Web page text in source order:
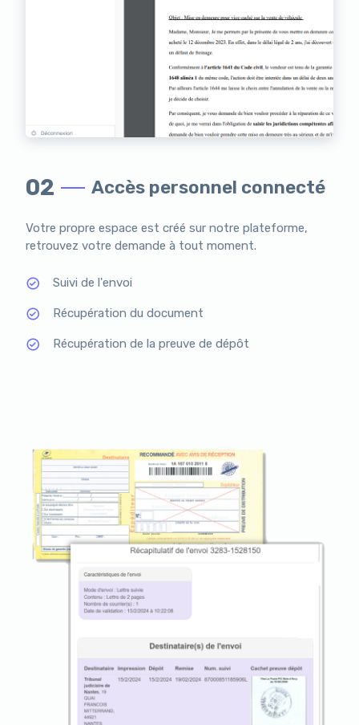
02 Accès personnel connecté
Votre propre espace est créé sur notre plateforme,
retrouvez votre demande à tout moment.
Suivi de l'envoi
Récupération du document
Récupération de la preuve de dépôt